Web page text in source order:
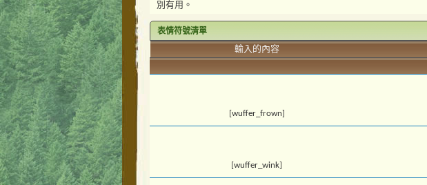
別有用。
表情符號清單
輸入的內容
[wuffer_frown]
[wuffer_wink]